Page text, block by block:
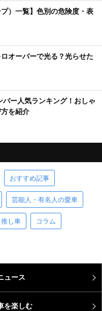
プ）一覧】色別の危険度・表
オーバーで光る？光らせた
バー人気ランキング！おしゃ
を紹介
おすすめ記事
芸能人・有名人の愛車
推し車 コラム
ュース
を楽しむ